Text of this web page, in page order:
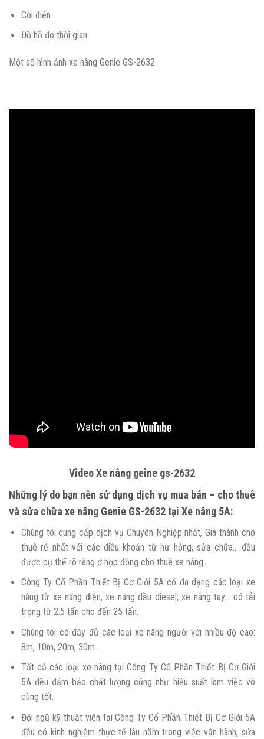
Còi điện
Đồ hồ đo thời gian
Một số hình ảnh xe nâng Genie GS-2632:
Video Xe nâng geine gs-2632
Những lý do bạn nên sử dụng dịch vụ mua bán – cho thuê
và sửa chữa xe nâng Genie GS-2632 tại Xe nâng 5A:
Chúng tôi cung cấp dịch vụ Chuyên Nghiệp nhất, Giá thành cho
thuê rẻ nhất với các điều khoản từ hư hỏng, sửa chữa… đều
được cụ thể rõ ràng ở hợp đồng cho thuê xe nâng.
Công Ty Cổ Phần Thiết Bị Cơ Giới 5A có đa dạng các loại xe
nâng từ xe nâng điện, xe nâng dầu diesel, xe nâng tay… có tải
trọng từ 2.5 tấn cho đến 25 tấn.
Chúng tôi có đầy đủ các loại xe nâng người với nhiều độ cao:
8m, 10m, 20m, 30m…
Tất cả các loại xe nâng tại Công Ty Cổ Phần Thiết Bị Cơ Giới
5A đều đảm bảo chất lượng cũng như hiệu suất làm việc vô
cùng tốt.
Đội ngũ kỹ thuật viên tại Công Ty Cổ Phần Thiết Bị Cơ Giới 5A
đều có kinh nghiệm thực tế lâu năm trong việc vận hành, sửa